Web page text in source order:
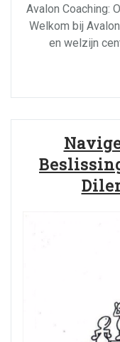
Avalon Coaching:
Welkom bij
en welzijn